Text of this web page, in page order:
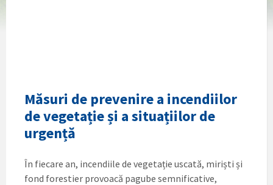
Măsuri de prevenire a incendiilor
de vegetație și a situațiilor de
urgență
În fiecare an, incendiile de vegetație uscată, miriști și
fond forestier provoacă pagube semnificative,